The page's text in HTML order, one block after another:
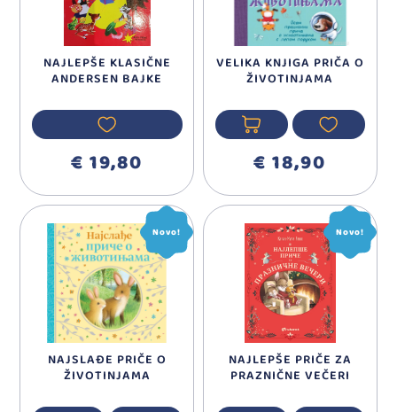
NAJLEPŠE KLASIČNE
ANDERSEN BAJKE
€ 19,80
VELIKA KNJIGA PRIČA O
ŽIVOTINJAMA
€ 18,90
Novo!
NAJSLAĐE PRIČE O
ŽIVOTINJAMA
Novo!
NAJLEPŠE PRIČE ZA
PRAZNIČNE VEČERI